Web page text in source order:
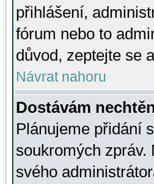
přihlášení,
fórum nebo to
důvod, zeptejte se
Návrat nahoru
Dostávám
Plánujeme přidání
soukromých zpráv.
svého